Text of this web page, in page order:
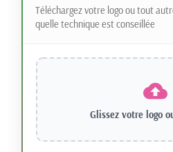
Téléchargez votre logo ou tout
quelle technique est conseillée
Glissez votre logo